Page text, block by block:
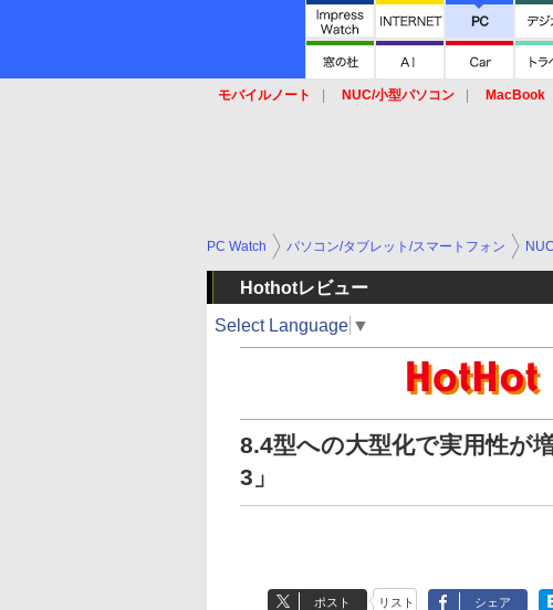
モバイルノート NUC/小型パソコン MacBook
PC Watch パソコン/タブレット/スマートフォン
Hothotレビュー
Select Language ▼
8.4型への大型化で実用性が
3」
ポスト リスト シェア